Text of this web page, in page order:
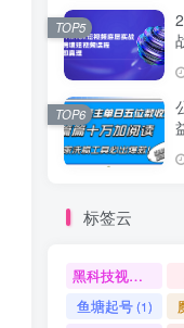
TOP5
TOP6
标签云
黑科技视频搬运
鱼塘起号(1)